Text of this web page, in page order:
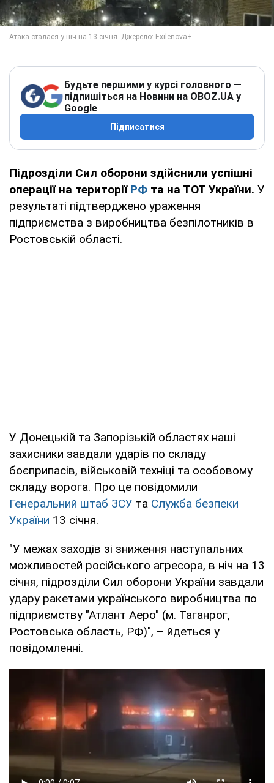
Будьте першими у курсі головного —
підпишіться на Новини на OBOZ.UA у
Google
Підписатися
Підрозділи Сил оборони здійснили успішні
операції на території РФ та на ТОТ України. У
результаті підтверджено ураження
підприємства з виробництва безпілотників в
Ростовській області.
У Донецькій та Запорізькій областях наші
захисники завдали ударів по складу
боєприпасів, військовій техніці та особовому
складу ворога. Про це повідомили
Генеральний штаб ЗСУ та Служба безпеки
України 13 січня.
"У межах заходів зі зниження наступальних
можливостей російського агресора, в ніч на 13
січня, підрозділи Сил оборони України завдали
удару ракетами українського виробництва по
підприємству "Атлант Аеро" (м. Таганрог,
Ростовська область, РФ)", – йдеться у
повідомленні.